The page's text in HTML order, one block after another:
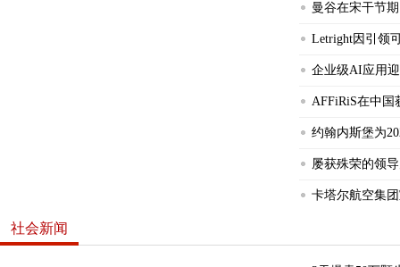
品质塑爆款 开局迎新高，哈弗M6 PLUS 上市首月热
曼谷在宋干节
Letright因引领
企业级AI应用
AFFiRiS在中国
约翰内斯堡为
屡获殊荣的领
卡塔尔航空集
社会新闻